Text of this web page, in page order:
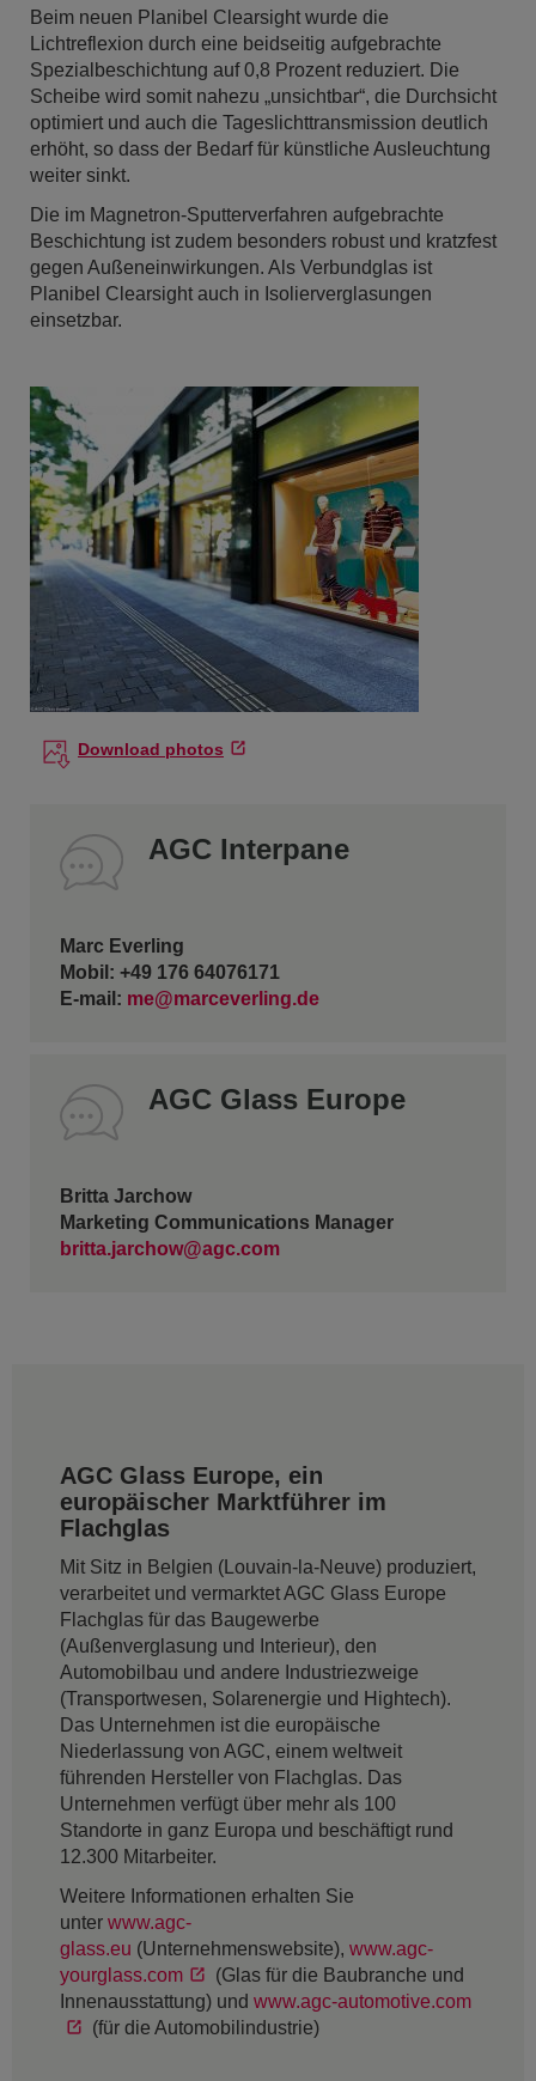
Beim neuen Planibel Clearsight wurde die
Lichtreflexion durch eine beidseitig aufgebrachte
Spezialbeschichtung auf 0,8 Prozent reduziert. Die
Scheibe wird somit nahezu „unsichtbar“, die Durchsicht
optimiert und auch die Tageslichttransmission deutlich
erhöht, so dass der Bedarf für künstliche Ausleuchtung
weiter sinkt.
Die im Magnetron-Sputterverfahren aufgebrachte
Beschichtung ist zudem besonders robust und kratzfest
gegen Außeneinwirkungen. Als Verbundglas ist
Planibel Clearsight auch in Isolierverglasungen
einsetzbar.
Download photos
AGC Interpane
Marc Everling
Mobil: +49 176 64076171
E-mail: me@marceverling.de
AGC Glass Europe
Britta Jarchow
Marketing Communications Manager
britta.jarchow@agc.com
AGC Glass Europe, ein
europäischer Marktführer im
Flachglas
Mit Sitz in Belgien (Louvain-la-Neuve) produziert,
verarbeitet und vermarktet AGC Glass Europe
Flachglas für das Baugewerbe
(Außenverglasung und Interieur), den
Automobilbau und andere Industriezweige
(Transportwesen, Solarenergie und Hightech).
Das Unternehmen ist die europäische
Niederlassung von AGC, einem weltweit
führenden Hersteller von Flachglas. Das
Unternehmen verfügt über mehr als 100
Standorte in ganz Europa und beschäftigt rund
12.300 Mitarbeiter.
Weitere Informationen erhalten Sie
unter www.agc-
glass.eu (Unternehmenswebsite), www.agc-
yourglass.com
(Glas für die Baubranche und
Innenausstattung) und www.agc-automotive.com
(für die Automobilindustrie)